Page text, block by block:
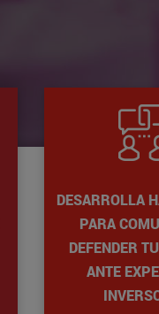
DESARROLLA
PARA
DEFENDER
ANTE